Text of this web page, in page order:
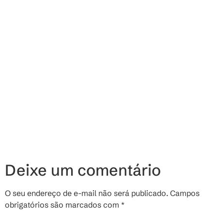
Deixe um comentário
O seu endereço de e-mail não será publicado. Campos
obrigatórios são marcados com *